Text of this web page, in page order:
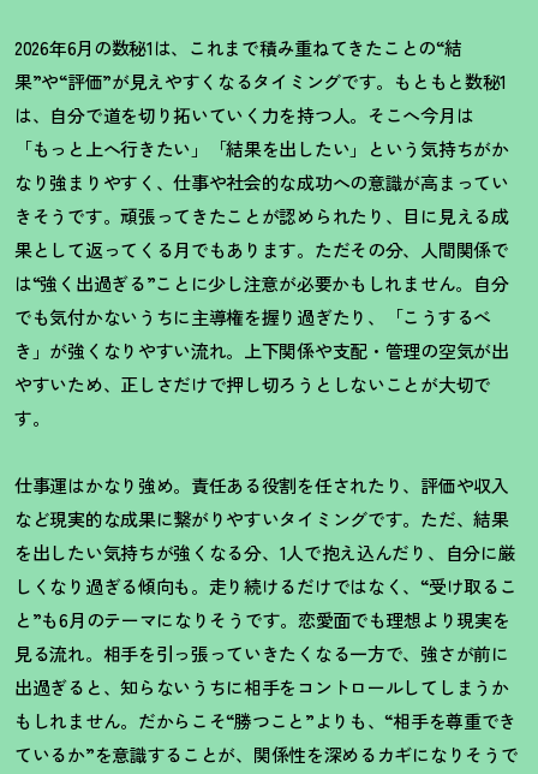
2026年6月の数秘1は、これまで積み重ねてきたことの“結
果”や“評価”が見えやすくなるタイミングです。もともと数秘1
は、自分で道を切り拓いていく力を持つ人。そこへ今月は
「もっと上へ行きたい」「結果を出したい」という気持ちがか
なり強まりやすく、仕事や社会的な成功への意識が高まってい
きそうです。頑張ってきたことが認められたり、目に見える成
果として返ってくる月でもあります。ただその分、人間関係で
は“強く出過ぎる”ことに少し注意が必要かもしれません。自分
でも気付かないうちに主導権を握り過ぎたり、「こうするべ
き」が強くなりやすい流れ。上下関係や支配・管理の空気が出
やすいため、正しさだけで押し切ろうとしないことが大切で
す。
仕事運はかなり強め。責任ある役割を任されたり、評価や収入
など現実的な成果に繋がりやすいタイミングです。ただ、結果
を出したい気持ちが強くなる分、 1人で抱え込んだり、自分に厳
しくなり過ぎる傾向も。走り続けるだけではなく、“受け取るこ
と”も6月のテーマになりそうです。恋愛面でも理想より現実を
見る流れ。相手を引っ張っていきたくなる一方で、強さが前に
出過ぎると、知らないうちに相手をコントロールしてしまうか
もしれません。だからこそ“勝つこと”よりも、“相手を尊重でき
ているか”を意識することが、関係性を深めるカギになりそうで